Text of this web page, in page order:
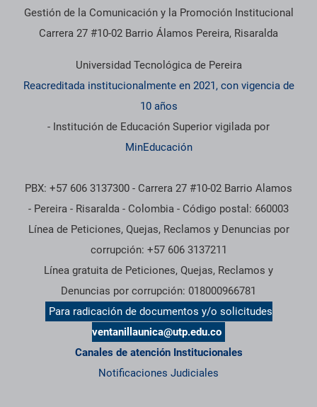
Gestión de la Comunicación y la Promoción Institucional
Carrera 27 #10-02 Barrio Álamos Pereira, Risaralda
Universidad Tecnológica de Pereira
Reacreditada institucionalmente en 2021, con vigencia de
10 años
- Institución de Educación Superior vigilada por
MinEducación
PBX: +57 606 3137300 - Carrera 27 #10-02 Barrio Alamos
- Pereira - Risaralda - Colombia - Código postal: 660003
Línea de Peticiones, Quejas, Reclamos y Denuncias por
corrupción: +57 606 3137211
Línea gratuita de Peticiones, Quejas, Reclamos y
Denuncias por corrupción: 018000966781
Para radicación de documentos y/o solicitudes
ventanillaunica@utp.edu.co
Canales de atención Institucionales
Notificaciones Judiciales